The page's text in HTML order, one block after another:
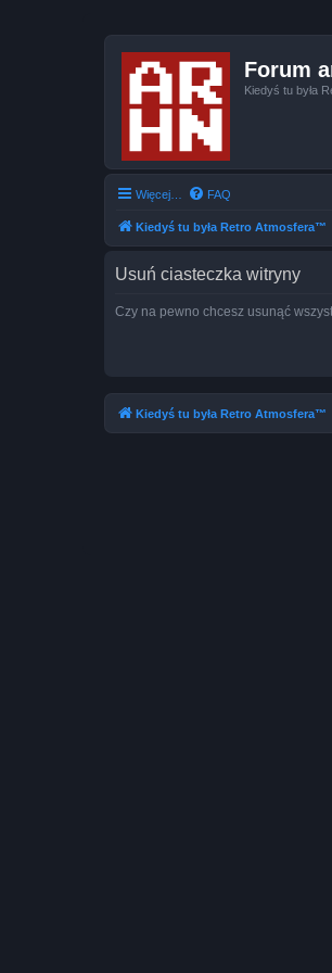
Forum
Kiedyś tu była
Więcej… FAQ
Kiedyś tu była Retro Atmosfera™
Usuń ciasteczka witryny
Czy na pewno chcesz usunąć
Kiedyś tu była Retro Atmosfera™